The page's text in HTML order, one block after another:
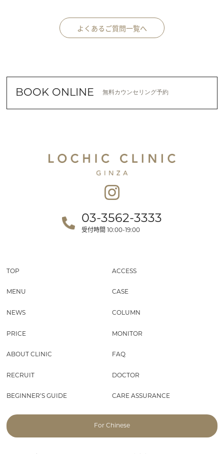
よくあるご質問一覧へ
BOOK ONLINE 無料カウンセリング予約
03-3562-3333
受付時間 10:00-19:00
TOP ACCESS
MENU CASE
NEWS COLUMN
PRICE MONITOR
ABOUT CLINIC FAQ
RECRUIT DOCTOR
BEGINNER’S GUIDE CARE ASSURANCE
For Chinese